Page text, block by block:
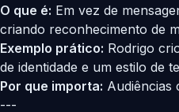
O que é: Em vez de
criando reconhecimento de
Exemplo prático: Rodrigo
de identidade e um estilo de
Por que importa: Audiências
---